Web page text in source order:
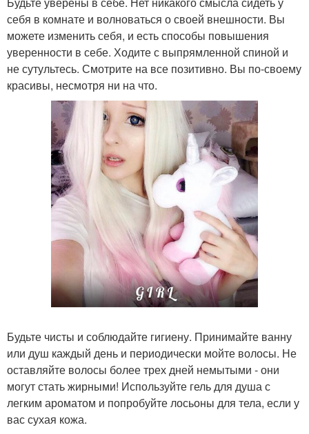
себя в комнате и волноваться о своей внешности. Вы
можете изменить себя, и есть способы повышения
уверенности в себе. Ходите с выпрямленной спиной и
не сутультесь. Смотрите на все позитивно. Вы по-своему
красивы, несмотря ни на что.
Будьте чисты и соблюдайте гигиену. Принимайте ванну
или душ каждый день и периодически мойте волосы. Не
оставляйте волосы более трех дней немытыми - они
могут стать жирными! Используйте гель для душа с
легким ароматом и попробуйте лосьоны для тела, если у
вас сухая кожа.